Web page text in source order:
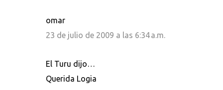
omar
23 de julio de 2009 a las 6:34 a.m.
El Turu dijo…
Querida Logia